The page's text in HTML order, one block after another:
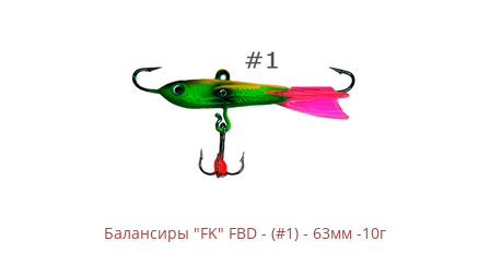
Балансиры "FK" FBD - (#1) - 63мм -10г